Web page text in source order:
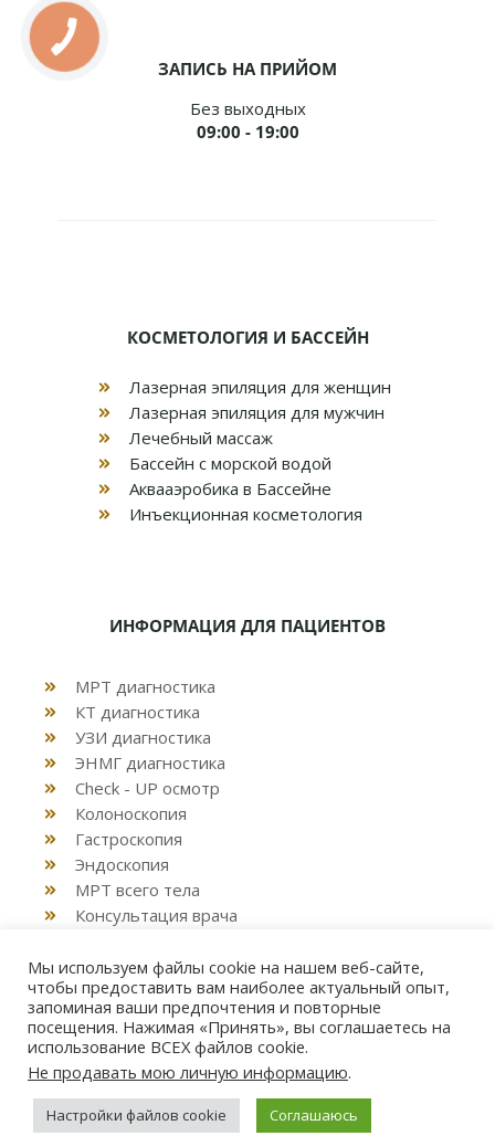
ЗАПИСЬ НА ПРИЙОМ
Без выходных
09:00 - 19:00
КОСМЕТОЛОГИЯ И БАССЕЙН
Лазерная эпиляция для женщин
Лазерная эпиляция для мужчин
Лечебный массаж
Бассейн с морской водой
Аквааэробика в Бассейне
Инъекционная косметология
ИНФОРМАЦИЯ ДЛЯ ПАЦИЕНТОВ
МРТ диагностика
КТ диагностика
УЗИ диагностика
ЭНМГ диагностика
Check - UP осмотр
Колоноскопия
Гастроскопия
Эндоскопия
МРТ всего тела
Консультация врача
© 2026 DocLife Клиника. Киев. Район Позняки, Осокорки,
ЖК RiverStone
Info Trend-DesignedandDeve lopedbyAstra Zak
Мы используем файлы cookie на нашем веб-сайте,
чтобы предоставить вам наиболее актуальный опыт,
запоминая ваши предпочтения и повторные
посещения. Нажимая «Принять», вы соглашаетесь на
использование ВСЕХ файлов cookie.
Не продавать мою личную информацию.
Настройки файлов cookie Соглашаюсь